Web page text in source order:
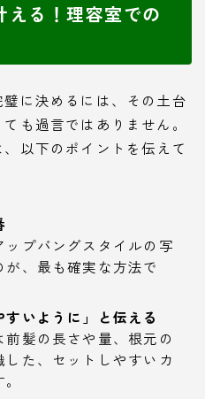
える！理容室での
に決めるには、その土台
も過言ではありません。
以下のポイントを伝えて
ップバングスタイルの写
、最も確実な方法で
すいように」と伝える
髪の長さや量、根元の
た、セットしやすいカ